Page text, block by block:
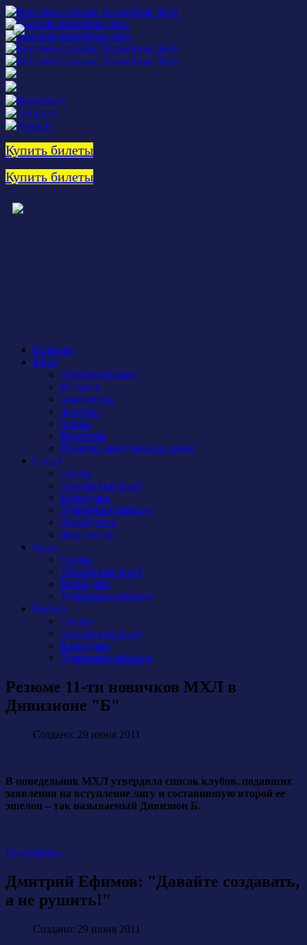
Купить билеты
Купить билеты
Новости
Клуб
Администрация
История
Документы
Закупки
Арена
Контакты
Правила поведения на арене
Сокол
Состав
Тренерский штаб
Календарь
Турнирная таблица
Атрибутика
Фан-сектор
Рыси
Состав
Тренерский штаб
Календарь
Турнирная таблица
Бирюса
Состав
Тренерский штаб
Календарь
Турнирная таблица
Резюме 11-ти новичков МХЛ в
Дивизионе "Б"
Создано: 29 июня 2011
В понедельник МХЛ утвердила список клубов, подавших
заявления на вступление лигу и составившую второй ее
эшелон – так называемый Дивизион Б.
Подробнее...
Дмитрий Ефимов: "Давайте создавать,
а не рушить!"
Создано: 29 июня 2011